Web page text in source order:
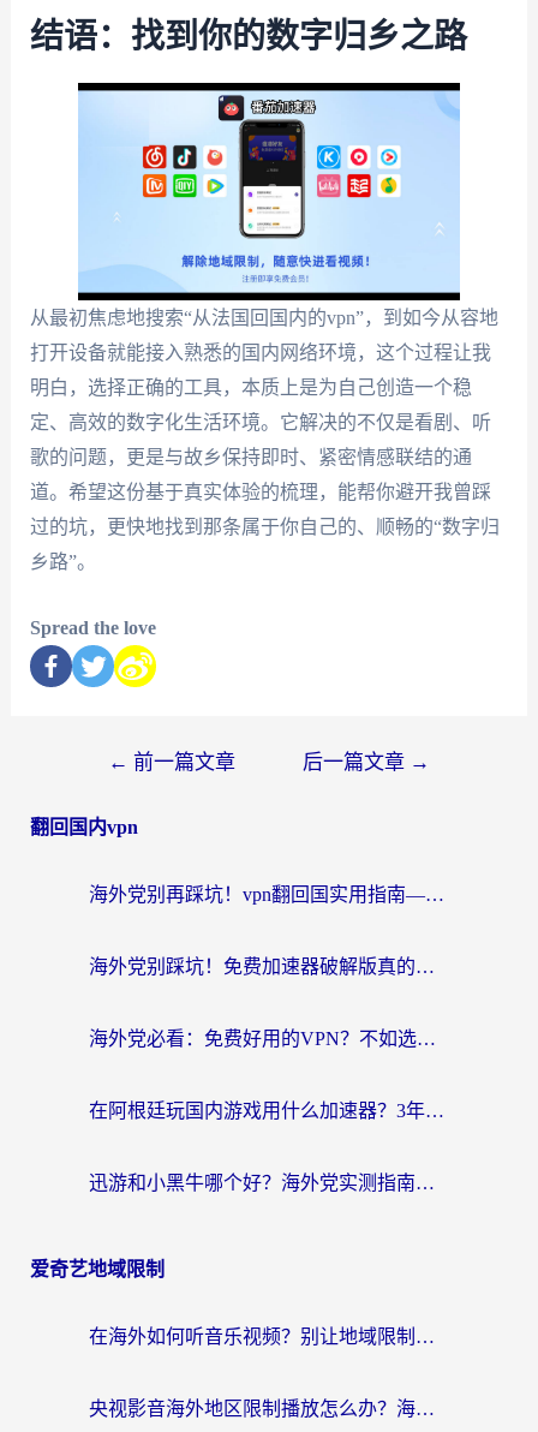
结语：找到你的数字归乡之路
从最初焦虑地搜索“从法国回国内的vpn”，到如今从容地
打开设备就能接入熟悉的国内网络环境，这个过程让我
明白，选择正确的工具，本质上是为自己创造一个稳
定、高效的数字化生活环境。它解决的不仅是看剧、听
歌的问题，更是与故乡保持即时、紧密情感联结的通
道。希望这份基于真实体验的梳理，能帮你避开我曾踩
过的坑，更快地找到那条属于你自己的、顺畅的“数字归
乡路”。
Spread the love
← 前一篇文章 后一篇文章 →
翻回国内vpn
海外党别再踩坑！vpn翻回国实用指南——选对加速器，国内资源无缝用
海外党别踩坑！免费加速器破解版真的能用？教你无缝访问国内资源的正确姿势
海外党必看：免费好用的VPN？不如选对转国内加速器实现无缝追剧
在阿根廷玩国内游戏用什么加速器？3年海外党亲测实用指南
迅游和小黑牛哪个好？海外党实测指南，选对中国地址加速器才能无缝刷国内资源
爱奇艺地域限制
在海外如何听音乐视频？别让地域限制挡住你的华语旋律
央视影音海外地区限制播放怎么办？海外华人必看的追剧自由指南